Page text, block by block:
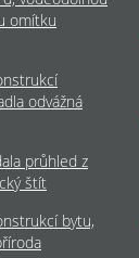
omítku
odvážná
průhled z
štít
bytu,